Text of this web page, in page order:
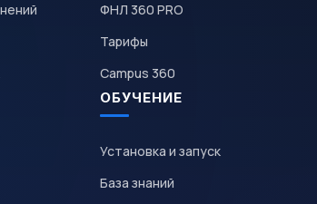
ФНЛ 360 PRO
Тарифы
Campus 360
ОБУЧЕНИЕ
Установка и запуск
База знаний